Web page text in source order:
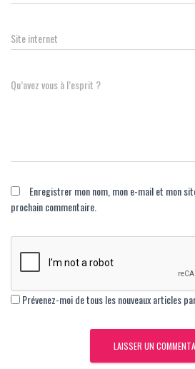
Site internet
Qu’avez vous à l’esprit ?
Enregistrer mon nom, mon e-mail et mon
prochain commentaire.
Prévenez-moi de tous les nouveaux articles